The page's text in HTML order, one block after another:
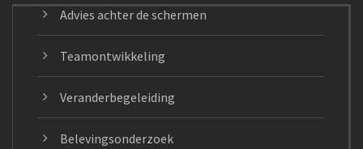
Advies achter de schermen
Teamontwikkeling
Veranderbegeleiding
Belevingsonderzoek